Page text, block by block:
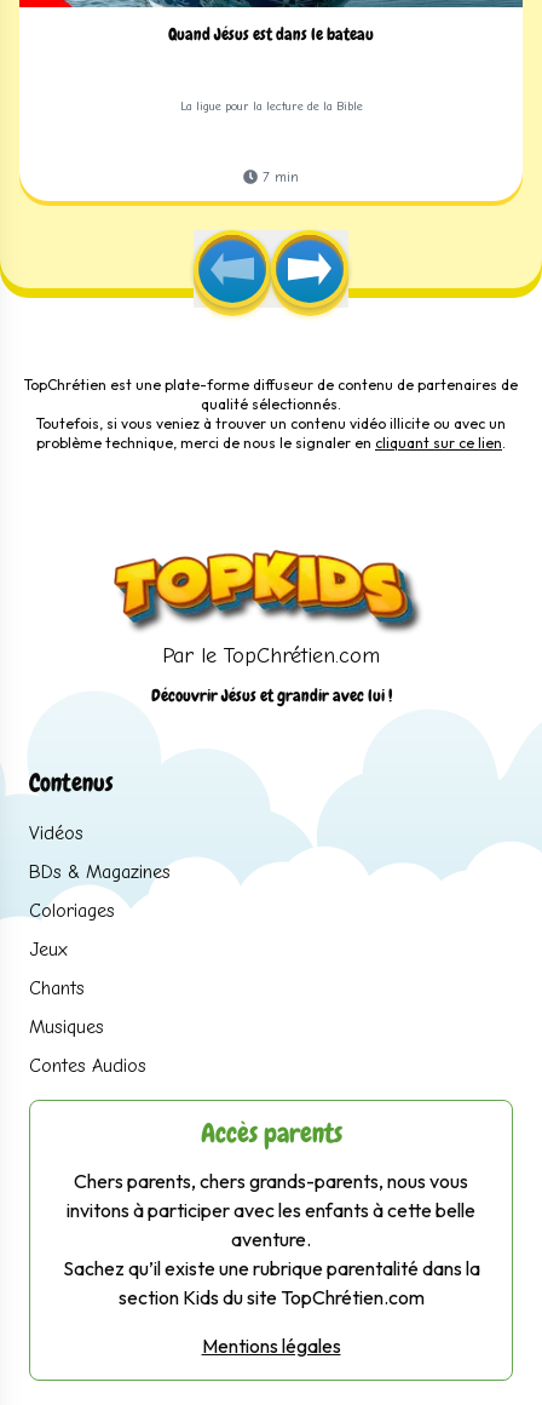
Quand Jésus est dans le bateau
La ligue pour la lecture de la Bible
7 min
TopChrétien est une plate-forme diffuseur de contenu de partenaires de
qualité sélectionnés.
Toutefois, si vous veniez à trouver un contenu vidéo illicite ou avec un
problème technique, merci de nous le signaler en cliquant sur ce lien.
Par le TopChrétien.com
Découvrir Jésus et grandir avec lui !
Contenus
Vidéos
BDs & Magazines
Coloriages
Jeux
Chants
Musiques
Contes Audios
Accès parents
Chers parents, chers grands-parents, nous vous
invitons à participer avec les enfants à cette belle
aventure.
Sachez qu’il existe une rubrique parentalité dans la
section Kids du site TopChrétien.com
Mentions légales